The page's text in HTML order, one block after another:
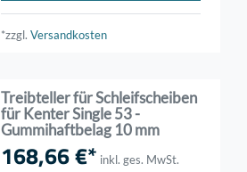
*zzgl.Versandkosten
Treibteller für Schleifscheiben
für Kenter Single 53 -
Gummihaftbelag 10 mm
168,66 €* inkl. ges. MwSt.